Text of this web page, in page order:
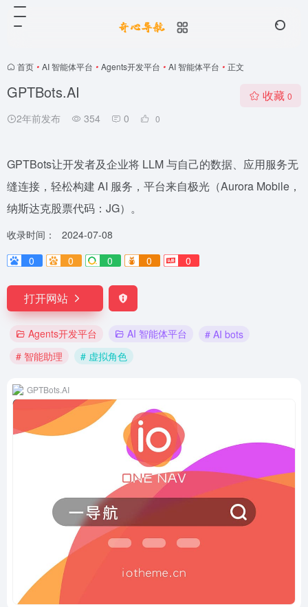
首页 • AI 智能体平台 • Agents开发平台 • AI 智能体平台 • 正文
GPTBots.AI
2年前发布 354 0 0
收藏 0
GPTBots让开发者及企业将 LLM 与自己的数据、应用服务无
缝连接，轻松构建 AI 服务，平台来自极光（Aurora Mobile，
纳斯达克股票代码：JG）。
收录时间：
2024-07-08
0
0 0 0 0
打开网站
Agents开发平台 AI 智能体平台
# AI bots
# 智能助理
# 虚拟角色
GPTBots.AI